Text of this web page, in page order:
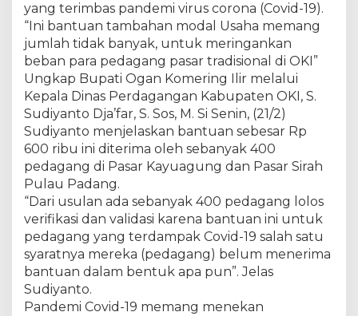
e
r
i
m
a
T
a
m
b
a
a
M
o
d
a
l
U
a
yang terimbas pandemi virus corona (Covid-19).
“Ini bantuan tambahan modal Usaha memang
jumlah tidak banyak, untuk meringankan
beban para pedagang pasar tradisional di OKI”
Ungkap Bupati Ogan Komering Ilir melalui
Kepala Dinas Perdagangan Kabupaten OKI, S.
Sudiyanto Dja’far, S. Sos, M. Si Senin, (21/2)
Sudiyanto menjelaskan bantuan sebesar Rp
600 ribu ini diterima oleh sebanyak 400
pedagang di Pasar Kayuagung dan Pasar Sirah
Pulau Padang.
“Dari usulan ada sebanyak 400 pedagang lolos
verifikasi dan validasi karena bantuan ini untuk
pedagang yang terdampak Covid-19 salah satu
syaratnya mereka (pedagang) belum menerima
bantuan dalam bentuk apa pun”. Jelas
Sudiyanto.
Pandemi Covid-19 memang menekan